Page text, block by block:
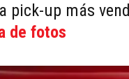
pick-up más
de fotos